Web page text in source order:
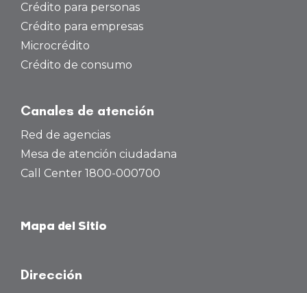
Crédito para personas
Crédito para empresas
Microcrédito
Crédito de consumo
Canales de atención
Red de agencias
Mesa de atención ciudadana
Call Center 1800-000700
Mapa del Sitio
Dirección